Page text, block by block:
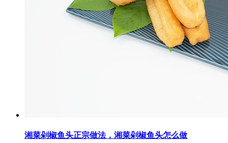
湘菜剁椒鱼头正宗做法，湘菜剁椒鱼头怎么做